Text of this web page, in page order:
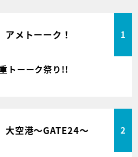
アメトーーク！ 1
トーーク祭り!!
大空港～GATE24～ 2